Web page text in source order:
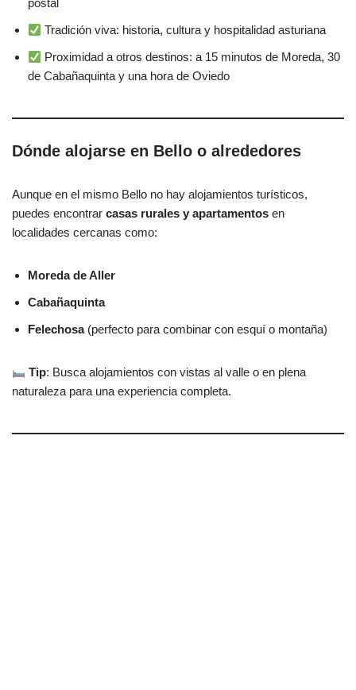
postal
Tradición viva: historia, cultura y hospitalidad asturiana
Proximidad a otros destinos: a 15 minutos de Moreda, 30
de Cabañaquinta y una hora de Oviedo
Dónde alojarse en Bello o alrededores
Aunque en el mismo Bello no hay alojamientos turísticos,
puedes encontrar casas rurales y apartamentos en
localidades cercanas como:
Moreda de Aller
Cabañaquinta
Felechosa(perfecto para combinar con esquí o montaña)
Tip: Busca alojamientos con vistas al valle o en plena
naturaleza para una experiencia completa.